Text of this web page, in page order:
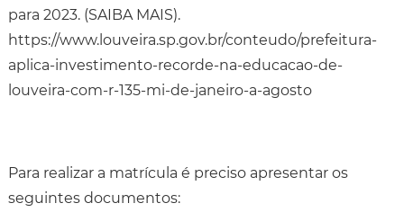
para 2023. (SAIBA MAIS).
https://www.louveira.sp.gov.br/conteudo/prefeitura-
aplica-investimento-recorde-na-educacao-de-
louveira-com-r-135-mi-de-janeiro-a-agosto
Para realizar a matrícula é preciso apresentar os
seguintes documentos: